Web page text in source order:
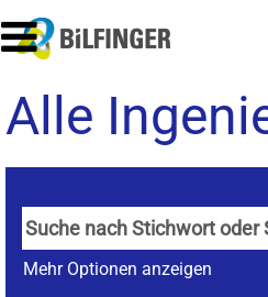
Alle
Mehr Optionen anzeigen